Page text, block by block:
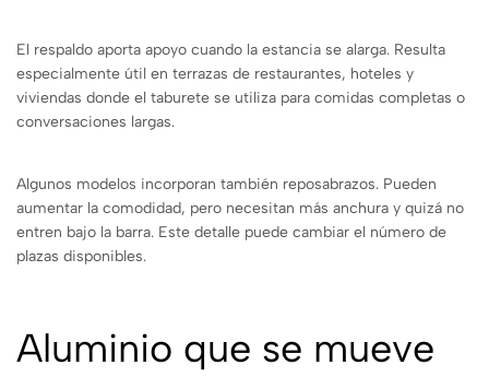
El respaldo aporta apoyo cuando la estancia se alarga. Resulta
especialmente útil en terrazas de restaurantes, hoteles y
viviendas donde el taburete se utiliza para comidas completas o
conversaciones largas.
Algunos modelos incorporan también reposabrazos. Pueden
aumentar la comodidad, pero necesitan más anchura y quizá no
entren bajo la barra. Este detalle puede cambiar el número de
plazas disponibles.
Aluminio que se mueve